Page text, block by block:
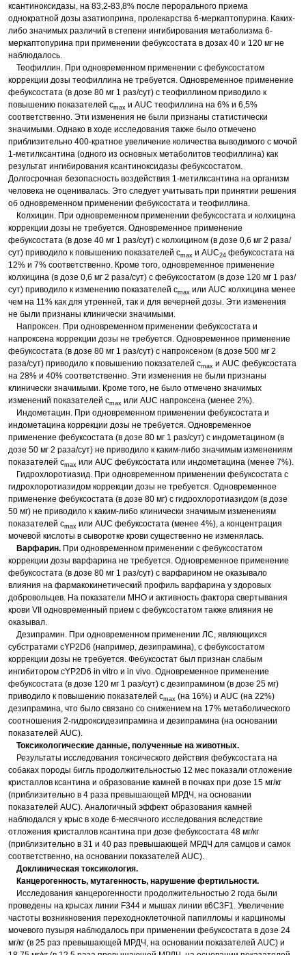
ксантиноксидазы, на 83,2-83,8% после перорального приема
однократной дозы азатиоприна, пролекарства 6-меркаптопурина. Каких-
либо значимых различий в степени ингибирования метаболизма 6-
меркаптопурина при применении фебуксостата в дозах 40 и 120 мг не
наблюдалось.
Теофиллин. При одновременном применении с фебуксостатом
коррекции дозы теофиллина не требуется. Одновременное применение
фебуксостата (в дозе 80 мг 1 раз/сут) с теофиллином приводило к
повышению показателей сmax и AUC теофиллина на 6% и 6,5%
соответственно. Эти изменения не были признаны статистически
значимыми. Однако в ходе исследования также было отмечено
приблизительно 400-кратное увеличение количества выводимого с мочой
1-метилксантина (одного из основных метаболитов теофиллина) как
результат ингибирования ксантиноксидазы фебуксостатом.
Долгосрочная безопасность воздействия 1-метилксантина на организм
человека не оценивалась. Это следует учитывать при принятии решения
об одновременном применении фебуксостата и теофиллина.
Колхицин. При одновременном применении фебуксостата и колхицина
коррекции дозы не требуется. Одновременное применение
фебуксостата (в дозе 40 мг 1 раз/сут) с колхицином (в дозе 0,6 мг 2 раза/
сут) приводило к повышению показателей сmax и AUC24 фебуксостата на
12% и 7% соответственно. Кроме того, одновременное применение
колхицина (в дозе 0,6 мг 2 раза/сут) с фебуксостатом (в дозе 120 мг 1 раз/
сут) приводило к изменению показателей сmax или AUC колхицина менее
чем на 11% как для утренней, так и для вечерней дозы. Эти изменения
не были признаны клинически значимыми.
Напроксен. При одновременном применении фебуксостата и
напроксена коррекции дозы не требуется. Одновременное применение
фебуксостата (в дозе 80 мг 1 раз/сут) с напроксеном (в дозе 500 мг 2
раза/сут) приводило к повышению показателей сmax и AUC фебуксостата
на 28% и 40% соответственно. Эти изменения не были признаны
клинически значимыми. Кроме того, не было отмечено значимых
изменений показателей сmax или AUC напроксена (менее 2%).
Индометацин. При одновременном применении фебуксостата и
индометацина коррекции дозы не требуется. Одновременное
применение фебуксостата (в дозе 80 мг 1 раз/сут) с индометацином (в
дозе 50 мг 2 раза/сут) не приводило к каким-либо значимым изменениям
показателей сmax или AUC фебуксостата или индометацина (менее 7%).
Гидрохлоротиазид. При одновременном применении фебуксостата с
гидрохлоротиазидом коррекции дозы не требуется. Одновременное
применение фебуксостата (в дозе 80 мг) с гидрохлоротиазидом (в дозе
50 мг) не приводило к каким-либо клинически значимым изменениям
показателей сmax или AUC фебуксостата (менее 4%), а концентрация
мочевой кислоты в сыворотке крови существенно не изменялась.
Варфарин. При одновременном применении с фебуксостатом
коррекции дозы варфарина не требуется. Одновременное применение
фебуксостата (в дозе 80 мг 1 раз/сут) с варфарином не оказывало
влияния на фармакокинетический профиль варфарина у здоровых
добровольцев. На показатели МНО и активность фактора свертывания
крови VII одновременный прием с фебуксостатом также влияния не
оказывал.
Дезипрамин. При одновременном применении ЛС, являющихся
субстратами сYP2D6 (например, дезипрамина), с фебуксостатом
коррекции дозы не требуется. Фебуксостат был признан слабым
ингибитором сYP2D6 in vitro и in vivo. Одновременное применение
фебуксостата (в дозе 120 мг 1 раз/сут) с дезипрамином (в дозе 25 мг)
приводило к повышению показателей сmax (на 16%) и AUC (на 22%)
дезипрамина, что было связано со снижением на 17% метаболического
соотношения 2-гидроксидезипрамина и дезипрамина (на основании
показателей AUC).
Токсикологические данные, полученные на животных.
Результаты исследования токсического действия фебуксостата на
собаках породы бигль продолжительностью 12 мес показали отложение
кристаллов ксантина и образование камней в почках при дозе 15 мг/кг
(приблизительно в 4 раза превышающей МРДЧ, на основании
показателей AUC). Аналогичный эффект образования камней
наблюдался у крыс в ходе 6-месячного исследования вследствие
отложения кристаллов ксантина при дозе фебуксостата 48 мг/кг
(приблизительно в 31 и 40 раз превышающей МРДЧ для самцов и самок
соответственно, на основании показателей AUC).
Доклиническая токсикология.
Канцерогенность, мутагенность, нарушение фертильности.
Исследования канцерогенности продолжительностью 2 года были
проведены на крысах линии F344 и мышах линии в6C3F1. Увеличение
частоты возникновения переходноклеточной папилломы и карциномы
мочевого пузыря наблюдалось при применении фебуксостата в дозе 24
мг/кг (в 25 раз превышающей МРДЧ, на основании показателей AUC) и